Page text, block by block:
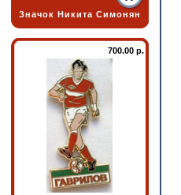
Значок Никита Симонян
700.00 р.